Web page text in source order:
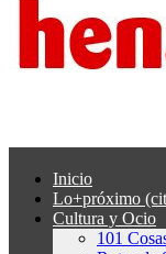
Inicio
Lo+próximo
Cultura y Ocio
101